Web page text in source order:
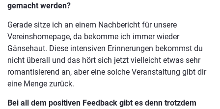
gemacht werden?
Gerade sitze ich an einem Nachbericht für unsere
Vereinshomepage, da bekomme ich immer wieder
Gänsehaut. Diese intensiven Erinnerungen bekommst du
nicht überall und das hört sich jetzt vielleicht etwas sehr
romantisierend an, aber eine solche Veranstaltung gibt dir
eine Menge zurück.
Bei all dem positiven Feedback gibt es denn trotzdem